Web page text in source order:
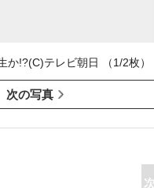
!?(C)テレビ朝日 （1/2枚）
次の写真